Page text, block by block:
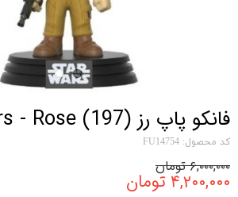
فانکو پاپ رز Star Wars - Rose (197)
کد محصول: FU14754
۶,۰۰۰,۰۰۰ تومان
۴,۲۰۰,۰۰۰ تومان